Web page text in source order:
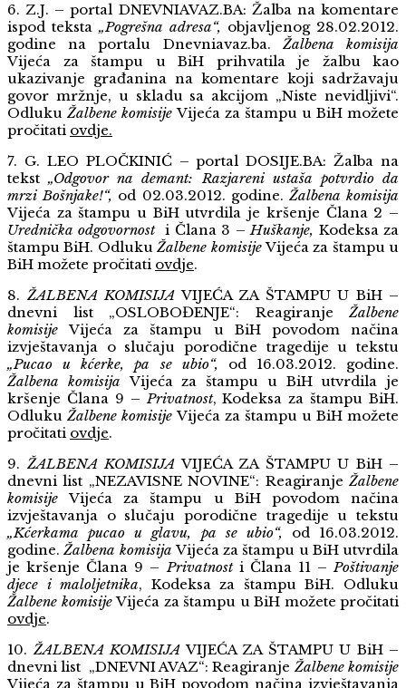
6. Z.J. – portal DNEVNIAVAZ.BA: Žalba na komentare
ispod teksta „Pogrešna adresa“, objavljenog 28.02.2012.
godine na portalu Dnevniavaz.ba. Žalbena komisija
Vijeća za štampu u BiH prihvatila je žalbu kao
ukazivanje građanina na komentare koji sadržavaju
govor mržnje, u skladu sa akcijom „Niste nevidljivi“.
Odluku Žalbene komisijeVijeća za štampu u BiH možete
pročitati ovdje.
7. G. LEO PLOČKINIĆ – portal DOSIJE.BA: Žalba na
tekst„Odgovor na demant: Razjareni ustaša potvrdio da
mrzi Bošnjake!“, od 02.03.2012. godine. Žalbena komisija
Vijeća za štampu u BiH utvrdila je kršenje Člana 2 –
Urednička odgovornosti Člana 3 –Huškanje, Kodeksa za
štampu BiH. OdlukuŽalbene komisijeVijeća za štampu u
BiH možete pročitati ovdje.
8. ŽALBENA KOMISIJA VIJEĆA ZA ŠTAMPU U BiH –
dnevni list „OSLOBOĐENJE“: Reagiranje Žalbene
komisijeVijeća za štampu u BiH povodom načina
izvještavanja o slučaju porodične tragedije u tekstu
„Pucao u kćerke, pa se ubio“, od 16.03.2012. godine.
Žalbena komisijaVijeća za štampu u BiH utvrdila je
kršenje Člana 9 –Privatnost, Kodeksa za štampu BiH.
Odluku Žalbene komisijeVijeća za štampu u BiH možete
pročitati ovdje.
9. ŽALBENA KOMISIJA VIJEĆA ZA ŠTAMPU U BiH –
dnevni list „NEZAVISNE NOVINE“: Reagiranje Žalbene
komisijeVijeća za štampu u BiH povodom načina
izvještavanja o slučaju porodične tragedije u tekstu
„Kćerkama pucao u glavu, pa se ubio“, od 16.03.2012.
godine.Žalbena komisijaVijeća za štampu u BiH utvrdila
je kršenje Člana 9 –Privatnosti Člana 11 –Poštivanje
djece i maloljetnika, Kodeksa za štampu BiH. Odluku
Žalbene komisijeVijeća za štampu u BiH možete pročitati
ovdje.
10. ŽALBENA KOMISIJA VIJEĆA ZA ŠTAMPU U BiH –
dnevni list „DNEVNI AVAZ“: Reagiranje Žalbene komisije
Vijeća za štampu u BiH povodom načina izvještavanja